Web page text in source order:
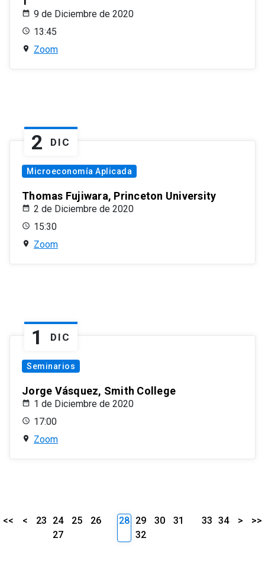
9 de Diciembre de 2020
13:45
Zoom
2 DIC
Microeconomía Aplicada
Thomas Fujiwara, Princeton University
2 de Diciembre de 2020
15:30
Zoom
1 DIC
Seminarios
Jorge Vásquez, Smith College
1 de Diciembre de 2020
17:00
Zoom
<< < 23 24 25
26
27
28 29 30
31
32
33 34 > >>